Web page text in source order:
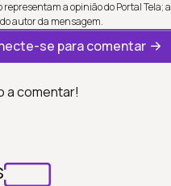
a opinião do Portal Tela; a
autor da mensagem.
se para comentar
a comentar!